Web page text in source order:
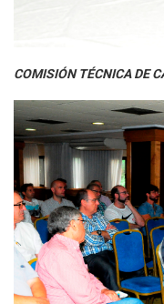
COMISIÓN TÉCNICA DE